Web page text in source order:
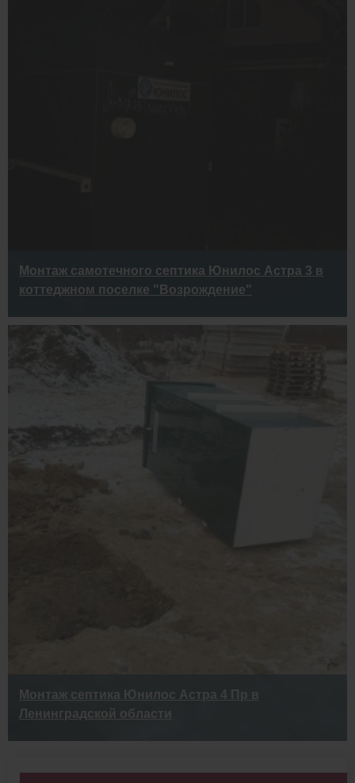
Монтаж самотечного септика Юнилос Астра 3 в
коттеджном поселке "Возрождение"
Монтаж септика Юнилос Астра 4 Пр в
Ленинградской области